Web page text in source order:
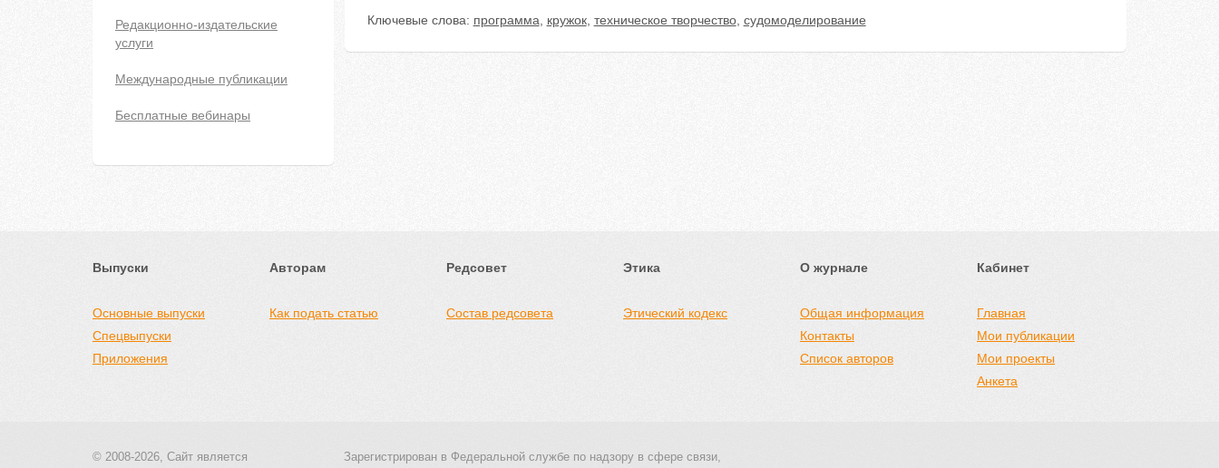
Редакционно-издательские
услуги
Международные публикации
Бесплатные вебинары
Ключевые слова: программа кружок, техническое творчество, судомоделирование
Выпуски
Основные выпуски
Спецвыпуски
Приложения
Авторам
Как подать статью
Редсовет
Состав редсовета
Этика
Этический кодекс
О журнале
Общая информация
Контакты
Список авторов
Кабинет
Главная
Мои публикации
Мои проекты
Анкета
© 2008-2026, Сайт является
Зарегистрирован в Федеральной службе по надзору в сфере связи,